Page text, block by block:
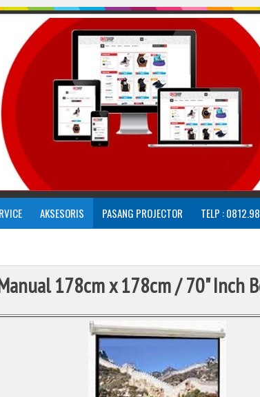
AKSESORIS PASANG PROJECTOR TELP :
178cm x 178cm / 70" Inch